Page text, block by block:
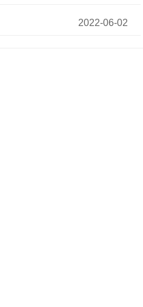
2022-06-02